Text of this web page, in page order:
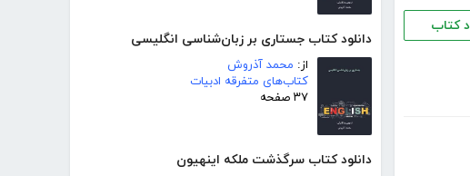
دانلود کتاب جستاری بر زبان‌شناسی انگلیسی
از: محمد آذروش
کتاب‌های متفرقه ادبیات
۳۷ صفحه
دانلود کتاب سرگذشت ملکه اینهیون
کتاب